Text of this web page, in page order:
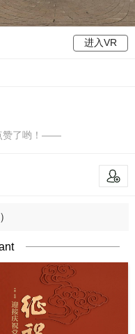
进入VR
赞了哟！——